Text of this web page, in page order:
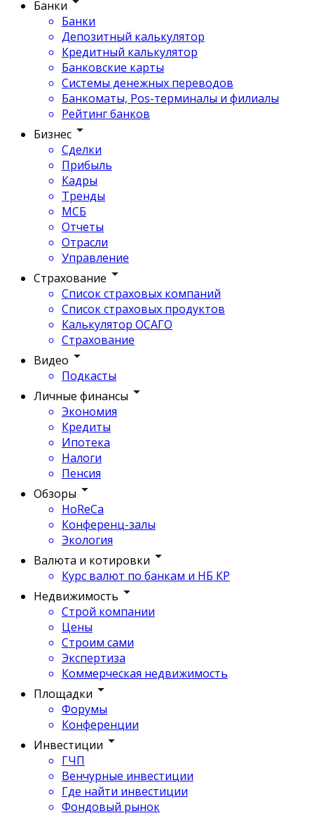
Банки
Банки
Депозитный калькулятор
Кредитный калькулятор
Банковские карты
Системы денежных переводов
Банкоматы, Pos-терминалы и филиалы
Рейтинг банков
Бизнес
Сделки
Прибыль
Кадры
Тренды
МСБ
Отчеты
Отрасли
Управление
Страхование
Список страховых компаний
Список страховых продуктов
Калькулятор ОСАГО
Страхование
Видео
Подкасты
Личные финансы
Экономия
Кредиты
Ипотека
Налоги
Пенсия
Обзоры
HoReCa
Конференц-залы
Экология
Валюта и котировки
Курс валют по банкам и НБ КР
Недвижимость
Строй компании
Цены
Строим сами
Экспертиза
Коммерческая недвижимость
Площадки
Форумы
Конференции
Инвестиции
ГЧП
Венчурные инвестиции
Где найти инвестиции
Фондовый рынок